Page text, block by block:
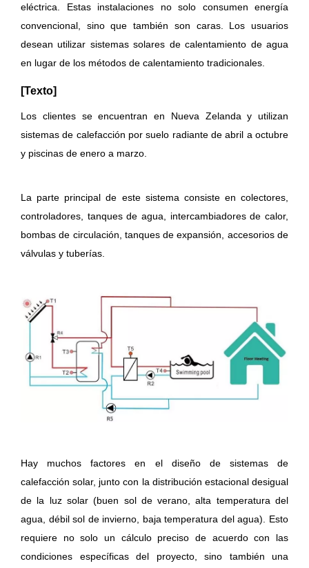
eléctrica. Estas instalaciones no solo consumen energía
convencional, sino que también son caras. Los usuarios
desean utilizar sistemas solares de calentamiento de agua
en lugar de los métodos de calentamiento tradicionales.
[Texto]
Los clientes se encuentran en Nueva Zelanda y utilizan
sistemas de calefacción por suelo radiante de abril a octubre
y piscinas de enero a marzo.
La parte principal de este sistema consiste en colectores,
controladores, tanques de agua, intercambiadores de calor,
bombas de circulación, tanques de expansión, accesorios de
válvulas y tuberías.
Hay muchos factores en el diseño de sistemas de
calefacción solar, junto con la distribución estacional desigual
de la luz solar (buen sol de verano, alta temperatura del
agua, débil sol de invierno, baja temperatura del agua). Esto
requiere no solo un cálculo preciso de acuerdo con las
condiciones específicas del proyecto, sino también una